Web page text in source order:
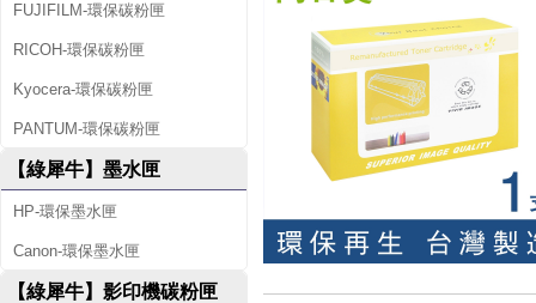
FUJIFILM-環保碳粉匣
RICOH-環保碳粉匣
Kyocera-環保碳粉匣
PANTUM-環保碳粉匣
【綠犀牛】墨水匣
HP-環保墨水匣
Canon-環保墨水匣
【綠犀牛】影印機碳粉匣